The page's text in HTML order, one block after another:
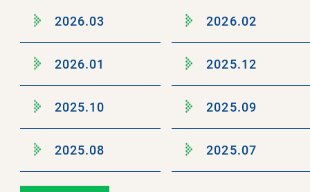
2026.03 2026.02
2026.01 2025.12
2025.10 2025.09
2025.08 2025.07